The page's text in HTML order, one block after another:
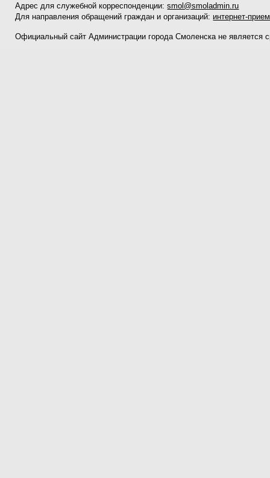
Адрес для служебной корреспонденции:smol@smoladmin.ru
Для направления обращений граждан и организаций: интернет-
Официальный сайт Администрации города Смоленска не является